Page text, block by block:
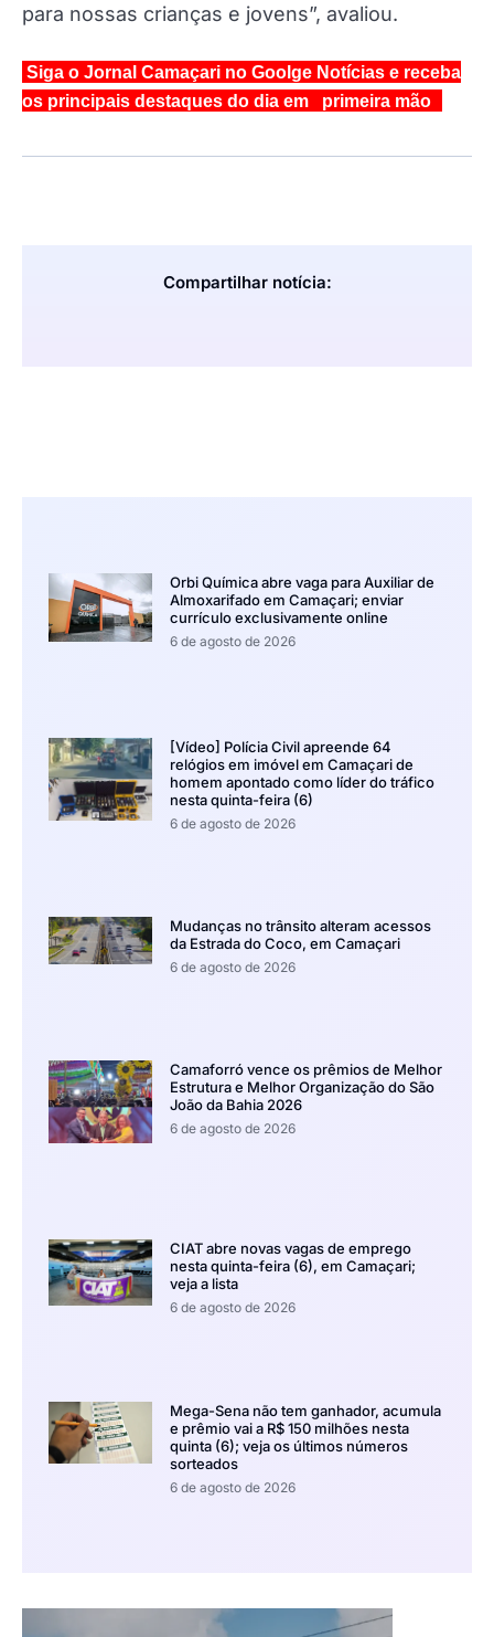
para nossas crianças e jovens”, avaliou.
Siga o Jornal Camaçari no Goolge Notícias e receba
os principais destaques do dia em primeira mão
Compartilhar notícia:
Orbi Química abre vaga para Auxiliar de
Almoxarifado em Camaçari; enviar
currículo exclusivamente online
6 de agosto de 2026
[Vídeo] Polícia Civil apreende 64
relógios em imóvel em Camaçari de
homem apontado como líder do tráfico
nesta quinta-feira (6)
6 de agosto de 2026
Mudanças no trânsito alteram acessos
da Estrada do Coco, em Camaçari
6 de agosto de 2026
Camaforró vence os prêmios de Melhor
Estrutura e Melhor Organização do São
João da Bahia 2026
6 de agosto de 2026
CIAT abre novas vagas de emprego
nesta quinta-feira (6), em Camaçari;
veja a lista
6 de agosto de 2026
Mega-Sena não tem ganhador, acumula
e prêmio vai a R$ 150 milhões nesta
quinta (6); veja os últimos números
sorteados
6 de agosto de 2026